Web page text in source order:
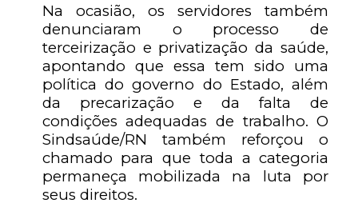
Na ocasião, os servidores também
denunciaram o processo de
terceirização e privatização da saúde,
apontando que essa tem sido uma
política do governo do Estado, além
da precarização e da falta de
condições adequadas de trabalho. O
Sindsaúde/RN também reforçou o
chamado para que toda a categoria
permaneça mobilizada na luta por
seus direitos.